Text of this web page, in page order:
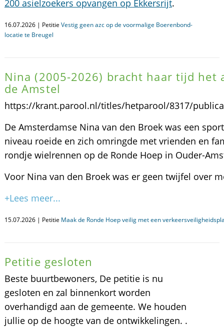
200 asielzoekers opvangen op Ekkersrijt.
16.07.2026 | Petitie Vestig geen azc op de voormalige Boerenbond-
locatie te Breugel
Nina (2005-2026) bracht haar tijd
de Amstel
https://krant.parool.nl/titles/hetparool/8317/
De Amsterdamse Nina van den Broek was een
niveau roeide en zich omringde met vrienden en
rondje wielrennen op de Ronde Hoep in Ouder-
Voor Nina van den Broek was er geen twijfel over
+Lees meer...
15.07.2026 | Petitie Maak de Ronde Hoep veilig met een
Petitie gesloten
Beste buurtbewoners, De petitie is nu
gesloten en zal binnenkort worden
overhandigd aan de gemeente. We houden
jullie op de hoogte van de ontwikkelingen. .